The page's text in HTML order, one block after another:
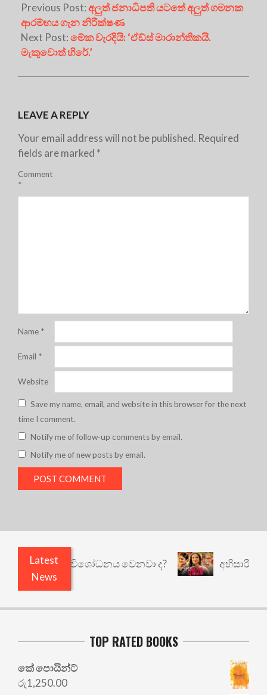
Previous Post:අලුත් ජනාධිපති යටතේ අලුත් ගමනක
ආරම්භය ගැන නිරීක්ෂණ
Next Post:මේක වැරදියි: ‘ඒඩ්ස් මාරාන්තිකයි.
මැකුවොත් හිරේ.’
LEAVE A REPLY
Your email address will not be published. Required
fields are marked *
Comment
*
Name *
Email *
Website
Save my name, email, and website in this browser for the next
time I comment.
Notify me of follow-up comments by email.
Notify me of new posts by email.
Latest
News
නැත් ද? විශෝධනය වෙනවා ද? අභිසාරී:
TOP RATED BOOKS
කේ පොයින්ට්
රු1,250.00